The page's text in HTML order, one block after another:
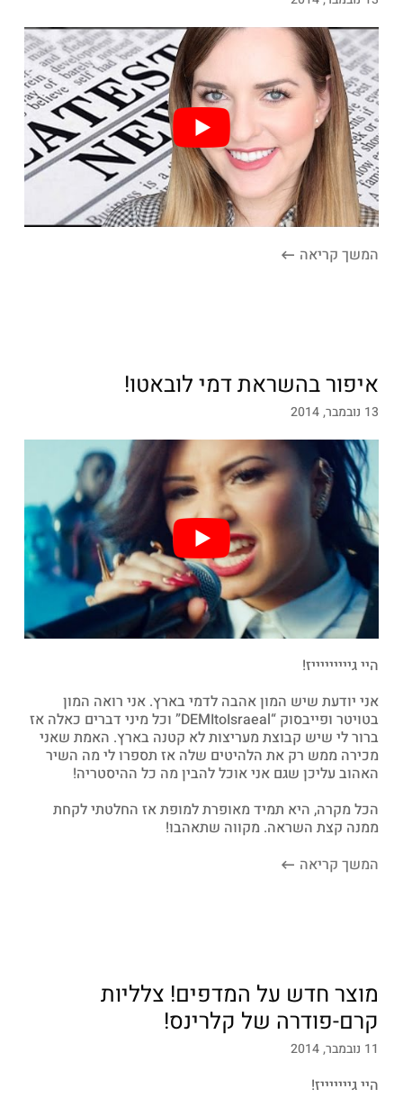
המשך קריאה
איפור בהשראת דמי לובאטו!
13 נובמבר, 2014
היי גיייייייייז!
אני יודעת שיש המון אהבה לדמי בארץ. אני רואה המון
בטויטר ופייבסוק “DEMItoIsraeal” וכל מיני דברים כאלה אז
ברור לי שיש קבוצת מעריצות לא קטנה בארץ. האמת שאני
מכירה ממש רק את הלהיטים שלה אז תספרו לי מה השיר
האהוב עליכן שגם אני אוכל להבין מה כל ההיסטריה!
הכל מקרה, היא תמיד מאופרת למופת אז החלטתי לקחת
ממנה קצת השראה. מקווה שתאהבו!
המשך קריאה
מוצר חדש על המדפים! צלליות
קרם-פודרה של קלרינס!
11 נובמבר, 2014
היי גיייייייז!